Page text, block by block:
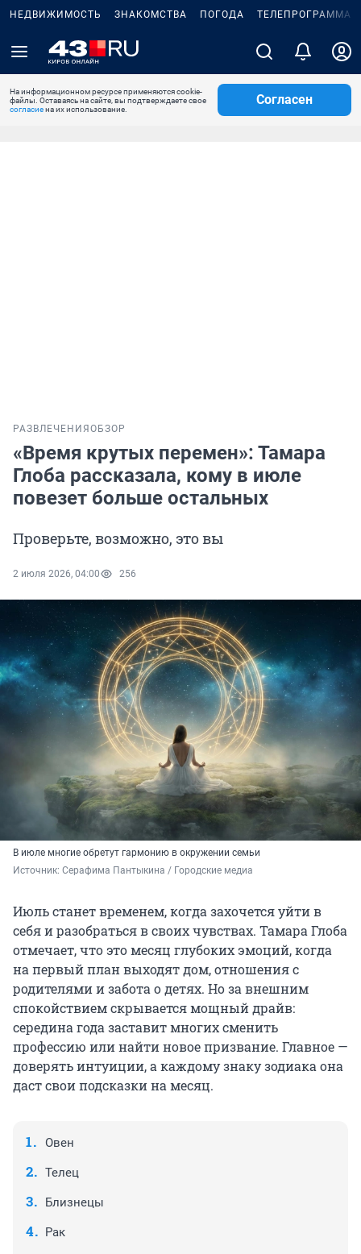
НЕДВИЖИМОСТЬ ЗНАКОМСТВА ПОГОДА ТЕЛЕПРОГРАММА
На информационном ресурсе применяются cookie-
файлы. Оставаясь на сайте, вы подтверждаете свое
согласиена их использование.
Согласен
РАЗВЛЕЧЕНИЯ ОБЗОР
«Время крутых перемен»: Тамара
Глоба рассказала, кому в июле
повезет больше остальных
Проверьте, возможно, это вы
2 июля 2026, 04:00 256
В июле многие обретут гармонию в окружении семьи
Источник: Серафима Пантыкина / Городские медиа
Июль станет временем, когда захочется уйти в
себя и разобраться в своих чувствах. Тамара Глоба
отмечает, что это месяц глубоких эмоций, когда
на первый план выходят дом, отношения с
родителями и забота о детях. Но за внешним
спокойствием скрывается мощный драйв:
середина года заставит многих сменить
профессию или найти новое призвание. Главное —
доверять интуиции, а каждому знаку зодиака она
даст свои подсказки на месяц.
Овен
Телец
Близнецы
Рак